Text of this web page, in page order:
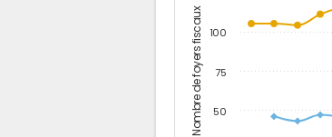
Nombre de foyers fiscaux 50
75
100